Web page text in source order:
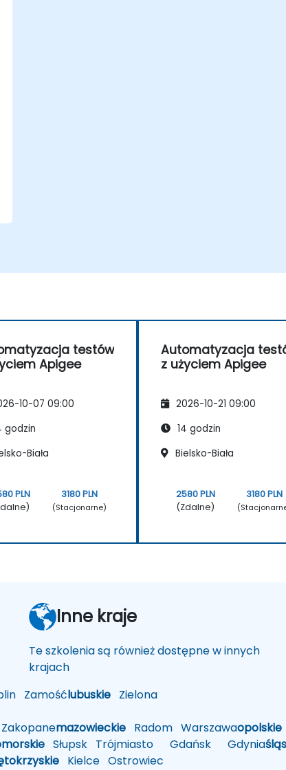
testów
Apigee
10-07 09:00
godzin
Biała
PLN
3180 PLN
(Stacjonarne)
Automatyzacja
z użyciem Apigee
2026-10-21 09:00
14 godzin
Bielsko-Biała
2580 PLN
(Zdalne)
3180 PLN
Zamośćlubuskie Zielona
Zakopanemazowieckie Radom Warszawaopolskie
Słupsk Trójmiasto Gdańsk Gdynia
Kielce Ostrowiec
Inne kraje
Te szkolenia są również dostępne w innych
krajach